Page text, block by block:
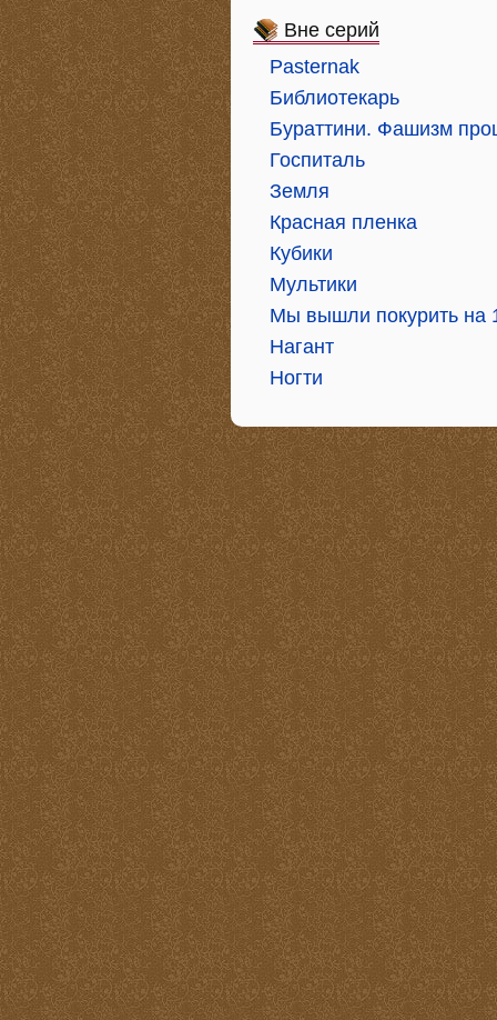
Вне серий
Pasternak
Библиотекарь
Бураттини. Фашизм
Госпиталь
Земля
Красная пленка
Кубики
Мультики
Мы вышли покурить на
Нагант
Ногти